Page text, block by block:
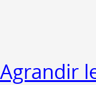
Agrandir